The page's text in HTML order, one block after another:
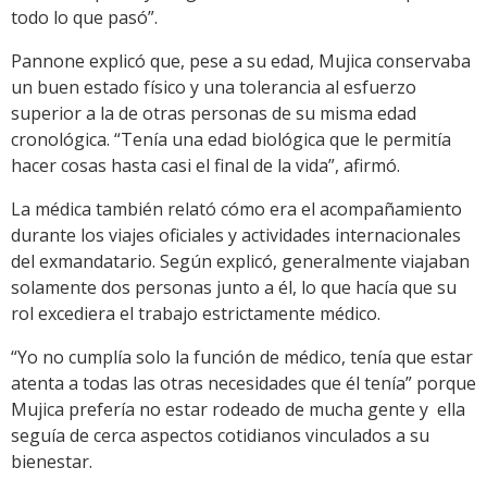
todo lo que pasó”.
Pannone explicó que, pese a su edad, Mujica conservaba
un buen estado físico y una tolerancia al esfuerzo
superior a la de otras personas de su misma edad
cronológica. “Tenía una edad biológica que le permitía
hacer cosas hasta casi el final de la vida”, afirmó.
La médica también relató cómo era el acompañamiento
durante los viajes oficiales y actividades internacionales
del exmandatario. Según explicó, generalmente viajaban
solamente dos personas junto a él, lo que hacía que su
rol excediera el trabajo estrictamente médico.
“Yo no cumplía solo la función de médico, tenía que estar
atenta a todas las otras necesidades que él tenía” porque
Mujica prefería no estar rodeado de mucha gente y ella
seguía de cerca aspectos cotidianos vinculados a su
bienestar.